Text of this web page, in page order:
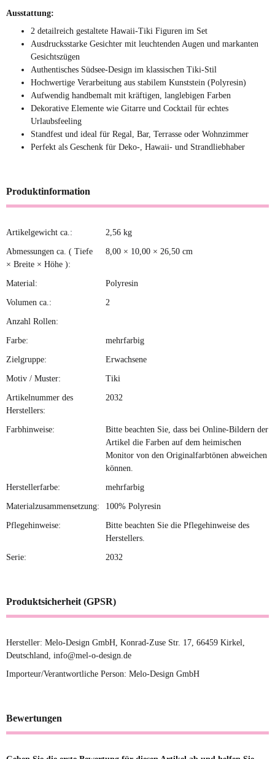
Ausland abweichend)
18,99 €* 29,99 €
Ausstattung:
2 detailreich gestaltete Hawaii-Tiki Figuren im Set
Ausdrucksstarke Gesichter mit leuchtenden Augen und markanten
Gesichtszügen
Authentisches Südsee-Design im klassischen Tiki-Stil
Hochwertige Verarbeitung aus stabilem Kunststein (Polyresin)
Aufwendig handbemalt mit kräftigen, langlebigen Farben
Dekorative Elemente wie Gitarre und Cocktail für echtes
Urlaubsfeeling
Standfest und ideal für Regal, Bar, Terrasse oder Wohnzimmer
Perfekt als Geschenk für Deko-, Hawaii- und Strandliebhaber
Produktinformation
Produkteigenschaft
Wert
Artikelgewicht ca.: 2,56 kg
Abmessungen ca. ( Tiefe
× Breite × Höhe ):
8,00 × 10,00 × 26,50 cm
Material: Polyresin
Volumen ca.: 2
Anzahl Rollen:
Farbe: mehrfarbig
Zielgruppe: Erwachsene
Motiv / Muster: Tiki
Artikelnummer des
Herstellers:
2032
Farbhinweise:
Bitte beachten Sie, dass bei Online-Bildern der
Artikel die Farben auf dem heimischen
Monitor von den Originalfarbtönen abweichen
können.
Herstellerfarbe: mehrfarbig
Materialzusammensetzung: 100% Polyresin
Pflegehinweise:
Bitte beachten Sie die Pflegehinweise des
Herstellers.
Serie: 2032
Produktsicherheit (GPSR)
Hersteller: Melo-Design GmbH, Konrad-Zuse Str. 17, 66459 Kirkel,
Deutschland, info@mel-o-design.de
Importeur/Verantwortliche Person: Melo-Design GmbH
Bewertungen